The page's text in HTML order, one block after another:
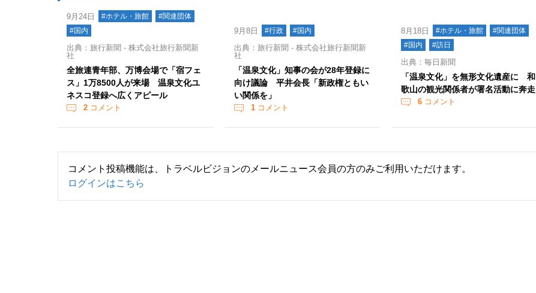
9月24日 #ホテル・旅館
#関連団体
#国内
出典：旅行新聞 - 株式会社旅行新聞新
社
全旅連青年部、万博会場で「宿フェ
ス」1万8500人が来場 温泉文化ユ
ネスコ登録へ広くアピール
2 コメント
9月8日 #行政 #国内
出典：旅行新聞 - 株式会社旅行新聞新
社
「温泉文化」知事の会が28年登録に
向け議論 平井会長「新政権ともい
い関係を」
1コメント
8月18日 #ホテル・旅館
#関連団体
#国内
#訪日
出典：毎日新聞
「温泉文化」を無形文化遺産に 和
歌山の観光関係者が署名活動に奔走
6 コメント
コメント投稿機能は、トラベルビジョンのメールニュース会員の方のみご利用いただけます。
ログインはこちら